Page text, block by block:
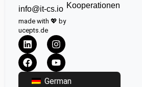
info@it-cs.io
made with 💖 by
ucepts.de
German
Kooperationen